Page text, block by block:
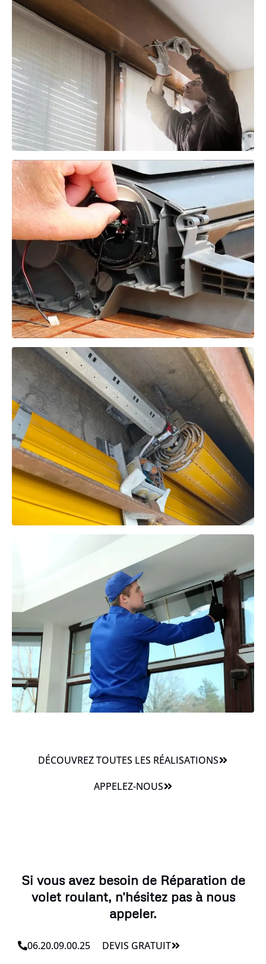
DÉCOUVREZ TOUTES LES RÉALISATIONS
APPELEZ-NOUS
Si vous avez besoin de Réparation de
volet roulant, n'hésitez pas à nous
appeler.
06.20.09.00.25 DEVIS GRATUIT